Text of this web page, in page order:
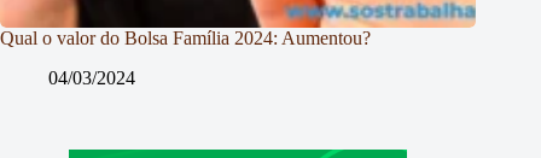
Qual o valor do Bolsa Família 2024: Aumentou?
04/03/2024